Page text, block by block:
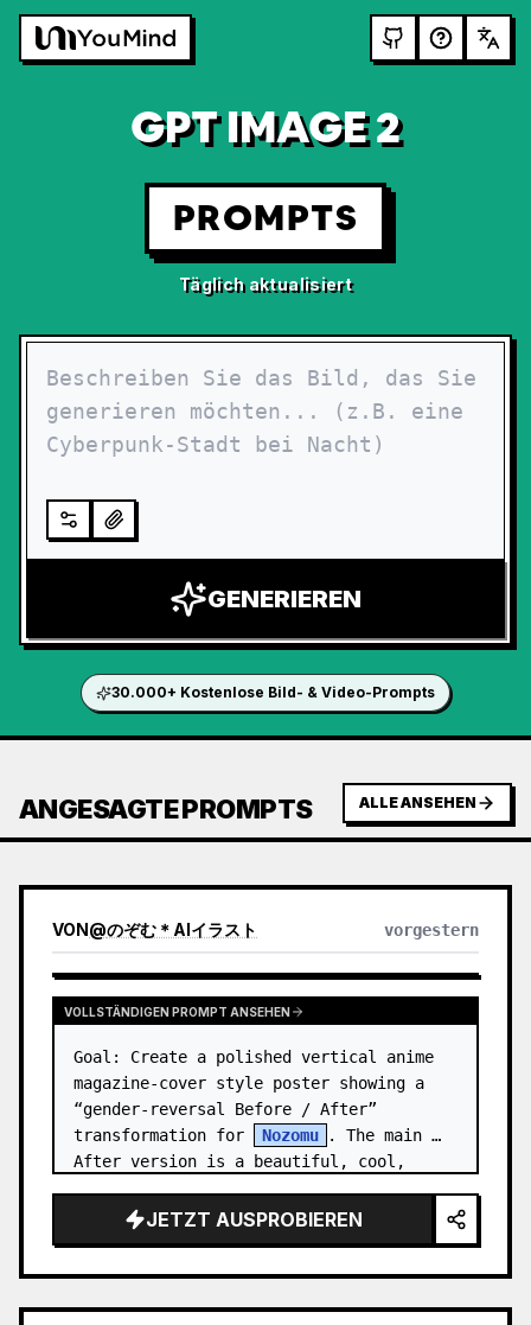
GPT IMAGE 2
PROMPTS
Täglich aktualisiert
GENERIEREN
30.000+ Kostenlose Bild- & Video-Prompts
ANGESAGTE PROMPTS ALLE ANSEHEN
VON@のぞむ＊AIイラスト vorgestern
VOLLSTÄNDIGEN PROMPT ANSEHEN
Goal: Create a polished vertical anime
magazine-cover style poster showing a
“gender-reversal Before / After”
transformation for
Nozomu
. The main
After version is a beautiful, cool,
JETZT AUSPROBIEREN